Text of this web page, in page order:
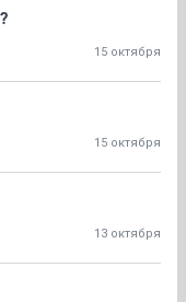
15 октября
15 октября
13 октября